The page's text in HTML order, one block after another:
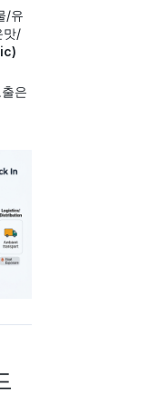
/유
맛/
은